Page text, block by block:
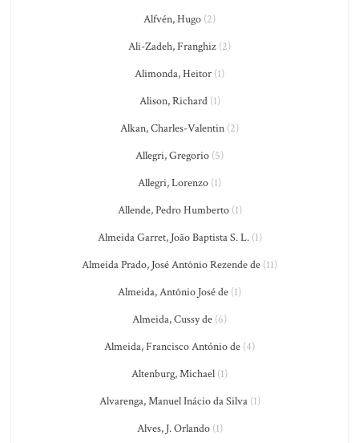
Alfvén, Hugo (2)
Ali-Zadeh, Franghiz (2)
Alimonda, Heitor (1)
Alison, Richard(1)
Alkan, Charles-Valentin (2)
Allegri, Gregorio (5)
Allegri, Lorenzo (1)
Allende, Pedro Humberto(1)
Almeida Garret, João Baptista S. L.(1)
Almeida Prado, José Antônio Rezende de (11)
Almeida, Antônio José de (1)
Almeida, Cussy de (6)
Almeida, Francisco António de (4)
Altenburg, Michael (1)
Alvarenga, Manuel Inácio da Silva(1)
Alves, J. Orlando(1)